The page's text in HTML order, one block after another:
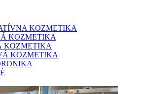
KOZMETIKA
KOZMETIKA
KOZMETIKA
KOZMETIKA